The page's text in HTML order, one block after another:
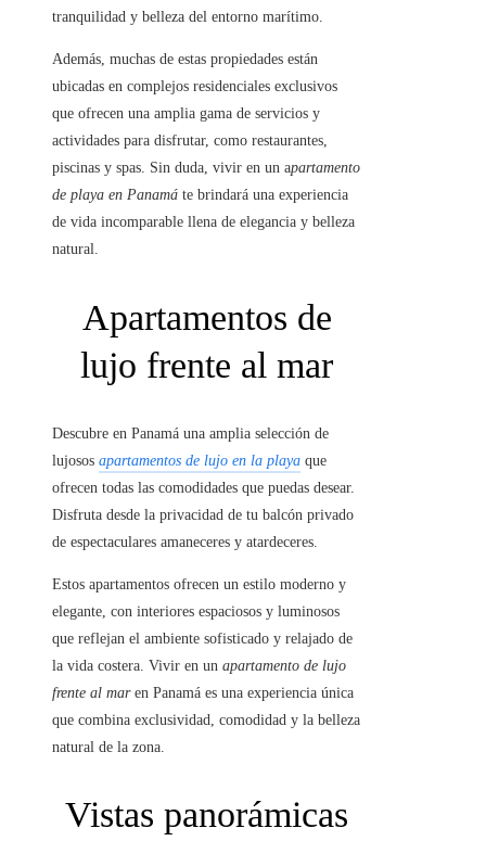
tranquilidad y belleza del entorno marítimo.
Además, muchas de estas propiedades están
ubicadas en complejos residenciales exclusivos
que ofrecen una amplia gama de servicios y
actividades para disfrutar, como restaurantes,
piscinas y spas. Sin duda, vivir en un apartamento
de playa en Panamá te brindará una experiencia
de vida incomparable llena de elegancia y belleza
natural.
Apartamentos de
lujo frente al mar
Descubre en Panamá una amplia selección de
lujosos apartamentos de lujo en la playa que
ofrecen todas las comodidades que puedas desear.
Disfruta desde la privacidad de tu balcón privado
de espectaculares amaneceres y atardeceres.
Estos apartamentos ofrecen un estilo moderno y
elegante, con interiores espaciosos y luminosos
que reflejan el ambiente sofisticado y relajado de
la vida costera. Vivir en un apartamento de lujo
frente al maren Panamá es una experiencia única
que combina exclusividad, comodidad y la belleza
natural de la zona.
Vistas panorámicas